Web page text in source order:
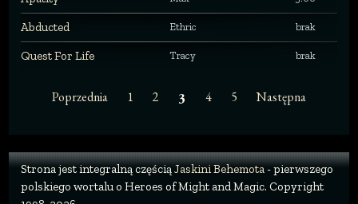
Abducted Ethric brak
Quest For Life Tracy brak
Poprzednia 1 2 3 4 5 Następna
Strona jest integralną częściąJaskini Behemota- pierwszego
polskiego wortalu o Heroes of Might and Magic. Copyright